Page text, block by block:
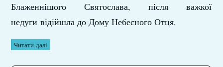
Блаженнішого Святослава, після важкої
недуги відійшла до Дому Небесного Отця.
Читати далі